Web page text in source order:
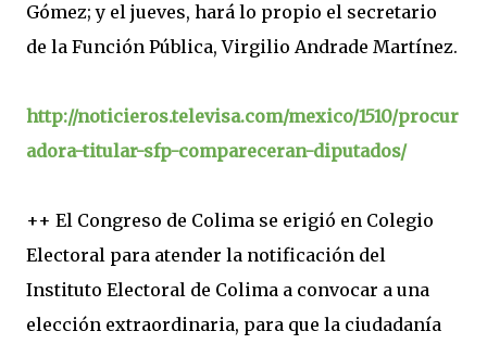
Gómez; y el jueves, hará lo propio el secretario
de la Función Pública, Virgilio Andrade Martínez.
http://noticieros.televisa.com/mexico/1510/procur
adora-titular-sfp-compareceran-diputados/
++ El Congreso de Colima se erigió en Colegio
Electoral para atender la notificación del
Instituto Electoral de Colima a convocar a una
elección extraordinaria, para que la ciudadanía